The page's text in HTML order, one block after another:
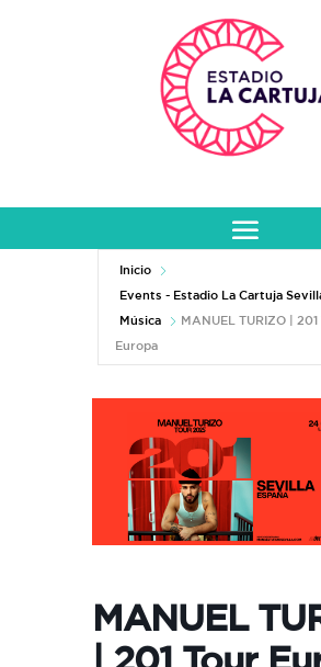
Inicio
Events - Estadio La Cartuja
Música
MANUEL TURIZO | 201
Europa
MANUEL